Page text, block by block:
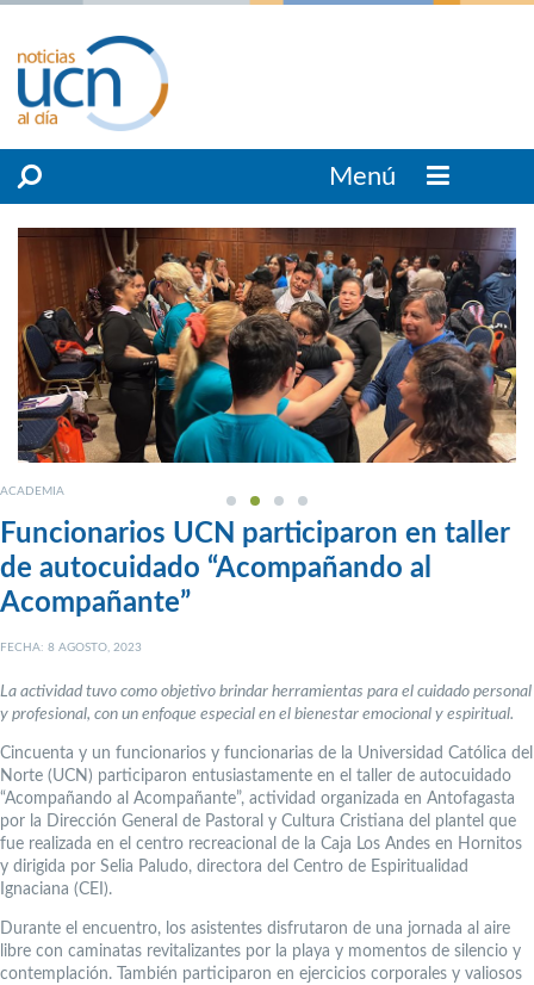
Menú
ACADEMIA
Funcionarios UCN participaron en taller
de autocuidado “Acompañando al
Acompañante”
FECHA: 8 AGOSTO, 2023
La actividad tuvo como objetivo brindar herramientas para el cuidado personal
y profesional, con un enfoque especial en el bienestar emocional y espiritual.
Cincuenta y un funcionarios y funcionarias de la Universidad Católica del
Norte (UCN) participaron entusiastamente en el taller de autocuidado
“Acompañando al Acompañante”, actividad organizada en Antofagasta
por la Dirección General de Pastoral y Cultura Cristiana del plantel que
fue realizada en el centro recreacional de la Caja Los Andes en Hornitos
y dirigida por Selia Paludo, directora del Centro de Espiritualidad
Ignaciana (CEI).
Durante el encuentro, los asistentes disfrutaron de una jornada al aire
libre con caminatas revitalizantes por la playa y momentos de silencio y
contemplación. También participaron en ejercicios corporales y valiosos